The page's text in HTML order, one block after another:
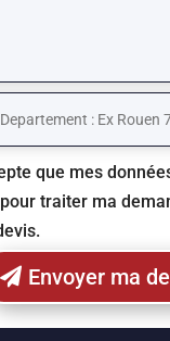
que mes
traiter ma
Envoyer ma